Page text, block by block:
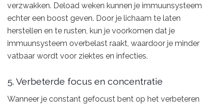
verzwakken. Deload weken kunnen je immuunsysteem
echter een boost geven. Door je lichaam te laten
herstellen en te rusten, kun je voorkomen dat je
immuunsysteem overbelast raakt, waardoor je minder
vatbaar wordt voor ziektes en infecties.
5. Verbeterde focus en concentratie
Wanneer je constant gefocust bent op het verbeteren